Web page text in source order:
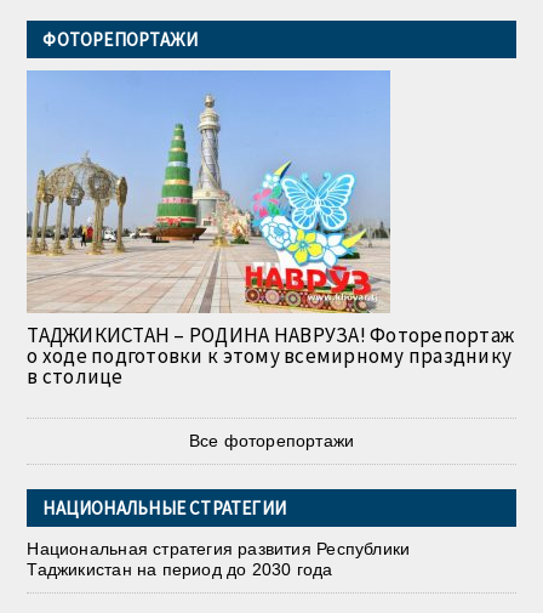
ФОТОРЕПОРТАЖИ
ТАДЖИКИСТАН – РОДИНА НАВРУЗА! Фоторепортаж
о ходе подготовки к этому всемирному празднику
в столице
Все фоторепортажи
НАЦИОНАЛЬНЫЕ СТРАТЕГИИ
Национальная стратегия развития Республики
Таджикистан на период до 2030 года